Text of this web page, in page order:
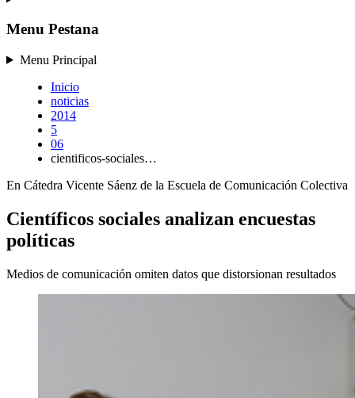
Menu Pestana
Menu Principal
Inicio
noticias
2014
5
06
cientificos-sociales…
En Cátedra Vicente Sáenz de la Escuela de Comunicación Colectiva
Científicos sociales analizan encuestas
políticas
Medios de comunicación omiten datos que distorsionan resultados